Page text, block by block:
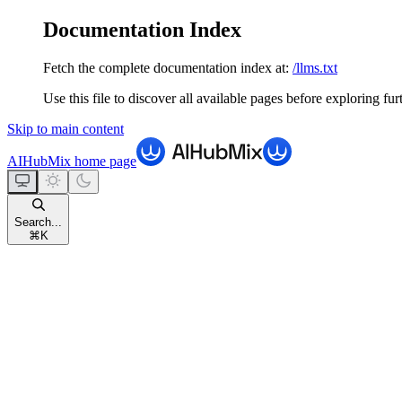
Documentation Index
Fetch the complete documentation index at: /llms.txt
Use this file to discover all available pages before exploring
Skip to main content
AIHubMix home page
Search...
⌘ K